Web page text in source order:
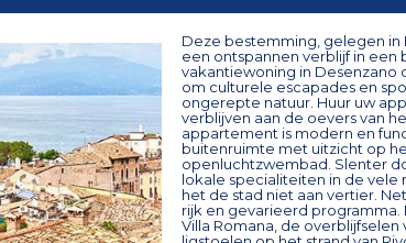
Deze bestemming, gelegen
een ontspannen verblijf in
vakantiewoning in
om culturele escapades en
ongerepte natuur. Huur uw
verblijven aan de oevers van
appartement is modern en
buitenruimte met uitzicht op
openluchtzwembad. Slenter
lokale specialiteiten in de vele
het de stad niet aan vertier.
rijk en gevarieerd
Villa Romana, de